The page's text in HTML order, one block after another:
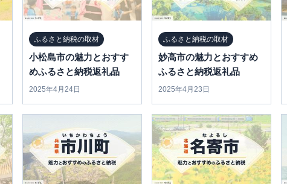
ふるさと納税の取材
小松島市の魅力とおすす
めふるさと納税返礼品
2025年4月24日
ふるさと納税の取材
妙高市の魅力とおすすめ
ふるさと納税返礼品
2025年4月23日